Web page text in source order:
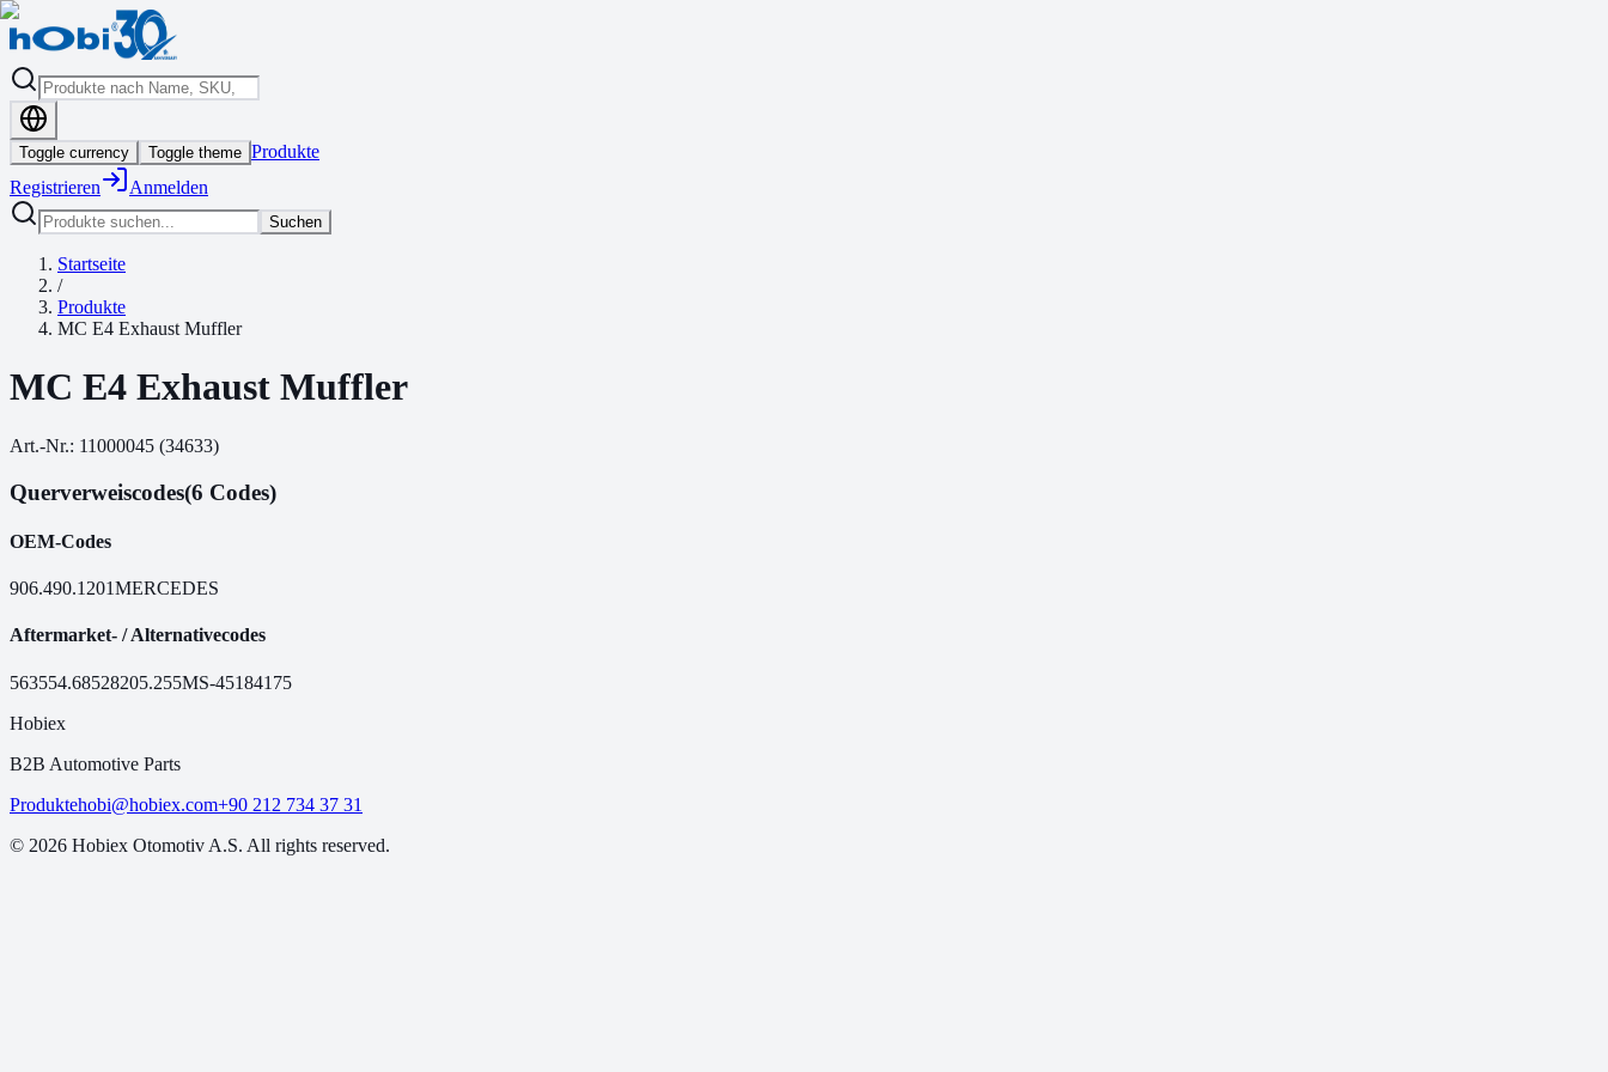
Toggle currency Toggle theme Produkte
Registrieren
Anmelden
Suchen
Startseite
/
Produkte
MC E4 Exhaust Muffler
MC E4 Exhaust Muffler
Art.-Nr.: 11000045 (34633)
Querverweiscodes(6 Codes)
OEM-Codes
906.490.1201MERCEDES
Aftermarket- / Alternativecodes
563554.68528205.255MS-45184175
Hobiex
B2B Automotive Parts
Produktehobi@hobiex.com+90 212 734 37 31
© 2026 Hobiex Otomotiv A.S. All rights reserved.